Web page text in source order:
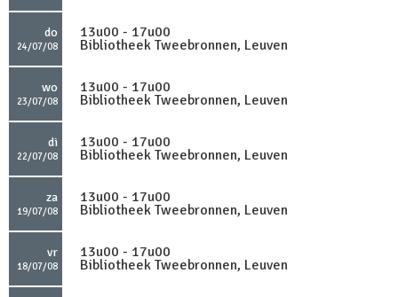
do
24/07/08
13u00 - 17u00
Bibliotheek Tweebronnen, Leuven
wo
23/07/08
13u00 - 17u00
Bibliotheek Tweebronnen, Leuven
di
22/07/08
13u00 - 17u00
Bibliotheek Tweebronnen, Leuven
za
19/07/08
13u00 - 17u00
Bibliotheek Tweebronnen, Leuven
vr
18/07/08
13u00 - 17u00
Bibliotheek Tweebronnen, Leuven